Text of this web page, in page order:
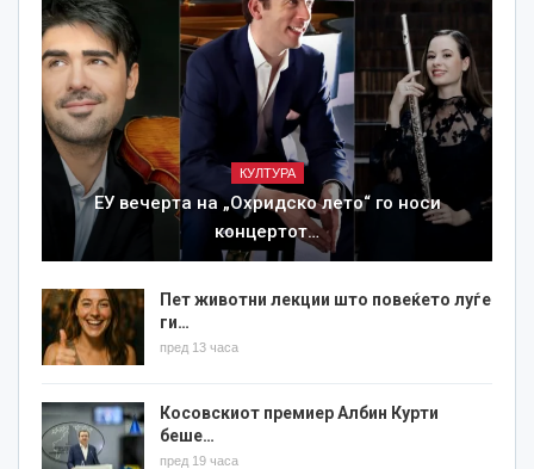
КУЛТУРА
ЕУ вечерта на „Охридско лето“ го носи
концертот…
Пет животни лекции што повеќето луѓе
ги…
пред 13 часа
Косовскиот премиер Албин Курти
беше…
пред 19 часа